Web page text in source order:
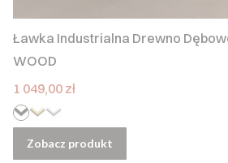
Ławka Industrialna Drewno
WOOD
Cena
1 049,00 zł
Zobacz produkt